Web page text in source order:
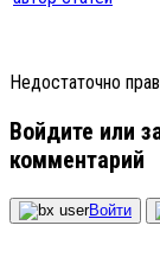
Недостаточно
Войдите или
комментарий
Войти